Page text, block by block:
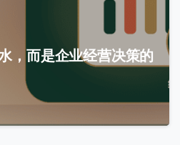
，而是企业经营决策的